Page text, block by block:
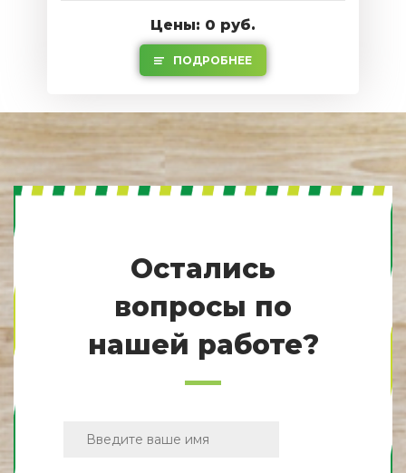
Цены: 0 руб.
ПОДРОБНЕЕ
Остались
вопросы по
нашей работе?